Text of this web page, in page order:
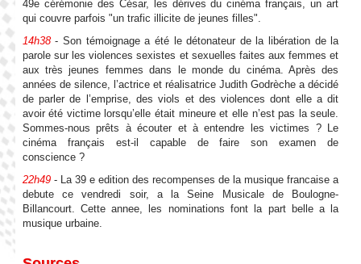
49e cérémonie des César, les dérives du cinéma français, un art
qui couvre parfois "un trafic illicite de jeunes filles".
14h38- Son témoignage a été le détonateur de la libération de la
parole sur les violences sexistes et sexuelles faites aux femmes et
aux très jeunes femmes dans le monde du cinéma. Après des
années de silence, l’actrice et réalisatrice Judith Godrèche a décidé
de parler de l’emprise, des viols et des violences dont elle a dit
avoir été victime lorsqu’elle était mineure et elle n’est pas la seule.
Sommes-nous prêts à écouter et à entendre les victimes ? Le
cinéma français est-il capable de faire son examen de
conscience ?
22h49- La 39 e edition des recompenses de la musique francaise a
debute ce vendredi soir, a la Seine Musicale de Boulogne-
Billancourt. Cette annee, les nominations font la part belle a la
musique urbaine.